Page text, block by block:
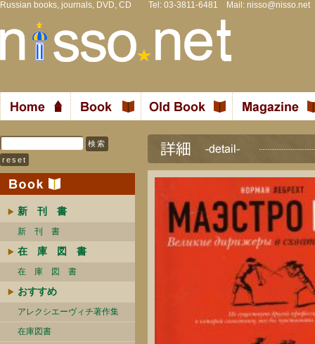
Russian books, journals, DVD, CD Tel: 03-3811-6481 Mail: nisso@nisso.net
新 刊 書
新 刊 書
在 庫 図 書
在 庫 図 書
おすすめ
アレクシエーヴィチ著作集
在庫図書